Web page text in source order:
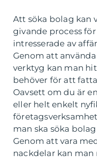
Att söka bolag kan
givande process
intresserade av
Genom att
verktyg kan man
behöver för att
Oavsett om du är
eller helt enkelt
man ska söka
Genom att vara
nackdelar kan